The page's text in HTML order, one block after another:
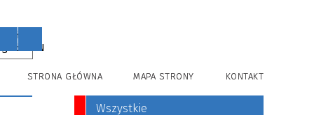
EN
STRONA GŁÓWNA MAPA STRONY KONTAKT
Wszystkie